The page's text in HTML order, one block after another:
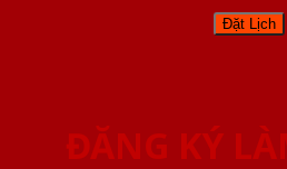
ĐĂNG KÝ